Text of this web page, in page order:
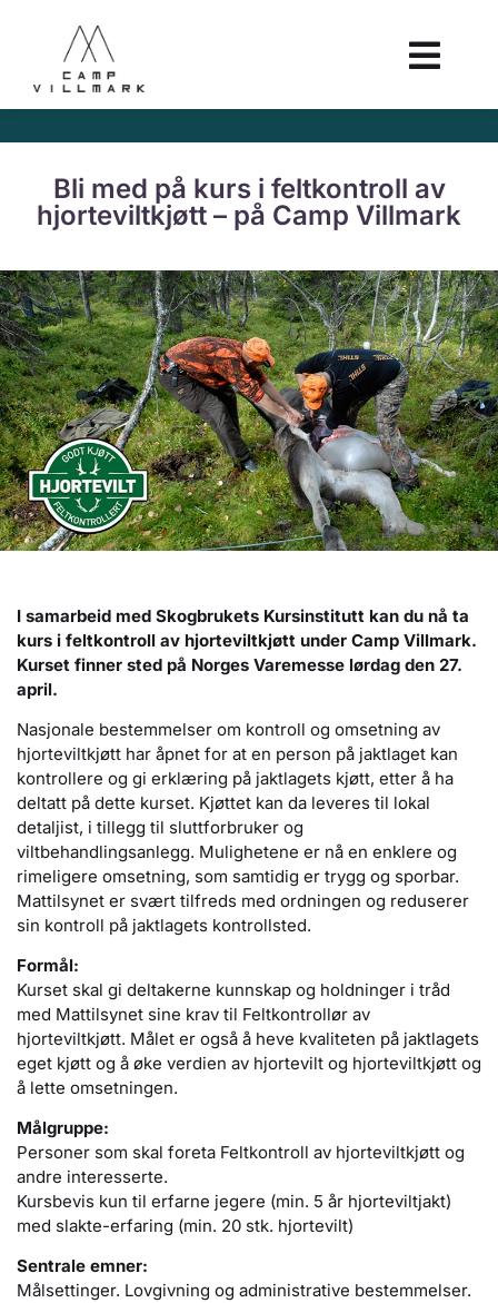
Bli med på kurs i feltkontroll av
hjorteviltkjøtt – på Camp Villmark
I samarbeid med Skogbrukets Kursinstitutt kan du nå ta
kurs i feltkontroll av hjorteviltkjøtt under Camp Villmark.
Kurset finner sted på Norges Varemesse lørdag den 27.
april.
Nasjonale bestemmelser om kontroll og omsetning av
hjorteviltkjøtt har åpnet for at en person på jaktlaget kan
kontrollere og gi erklæring på jaktlagets kjøtt, etter å ha
deltatt på dette kurset. Kjøttet kan da leveres til lokal
detaljist, i tillegg til sluttforbruker og
viltbehandlingsanlegg. Mulighetene er nå en enklere og
rimeligere omsetning, som samtidig er trygg og sporbar.
Mattilsynet er svært tilfreds med ordningen og reduserer
sin kontroll på jaktlagets kontrollsted.
Formål:
Kurset skal gi deltakerne kunnskap og holdninger i tråd
med Mattilsynet sine krav til Feltkontrollør av
hjorteviltkjøtt. Målet er også å heve kvaliteten på jaktlagets
eget kjøtt og å øke verdien av hjortevilt og hjorteviltkjøtt og
å lette omsetningen.
Målgruppe:
Personer som skal foreta Feltkontroll av hjorteviltkjøtt og
andre interesserte.
Kursbevis kun til erfarne jegere (min. 5 år hjorteviltjakt)
med slakte-erfaring (min. 20 stk. hjortevilt)
Sentrale emner:
Målsettinger. Lovgivning og administrative bestemmelser.